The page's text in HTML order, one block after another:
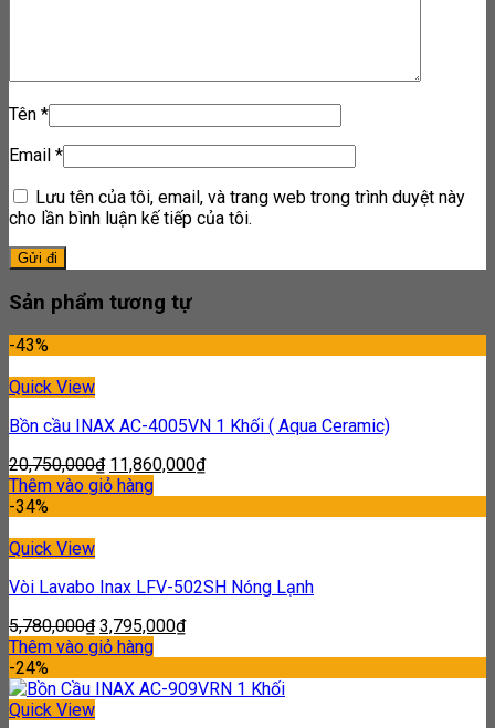
Tên *
Email *
Lưu tên của tôi, email, và trang web trong trình duyệt này
cho lần bình luận kế tiếp của tôi.
Sản phẩm tương tự
-43%
Quick View
Bồn cầu INAX AC-4005VN 1 Khối ( Aqua Ceramic)
20,750,000₫ 11,860,000₫
Thêm vào giỏ hàng
-34%
Quick View
Vòi Lavabo Inax LFV-502SH Nóng Lạnh
5,780,000₫ 3,795,000₫
Thêm vào giỏ hàng
-24%
Quick View